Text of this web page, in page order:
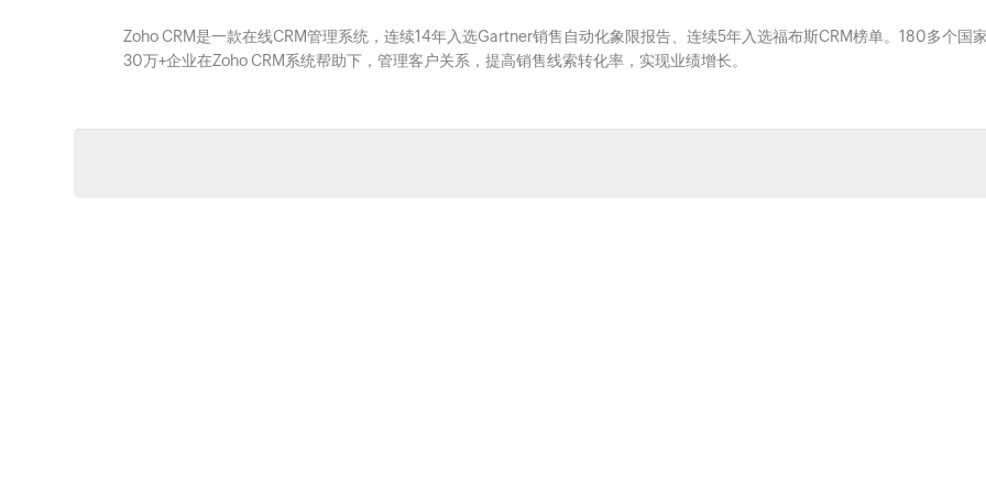
Zoho CRM是一款在线CRM管理系统，连续14年入选Gartner销售自动化象限报告、连续5年入选福布斯CRM榜单。180多个国
30万+企业在Zoho CRM系统帮助下，管理客户关系，提高销售线索转化率，实现业绩增长。